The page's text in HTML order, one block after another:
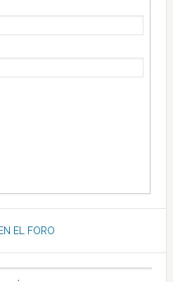
EL FORO